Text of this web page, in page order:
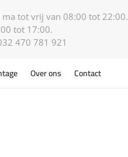
tot vrij van 08:00 tot 22:00.
tot 17:00.
470 781 921
Over ons Contact